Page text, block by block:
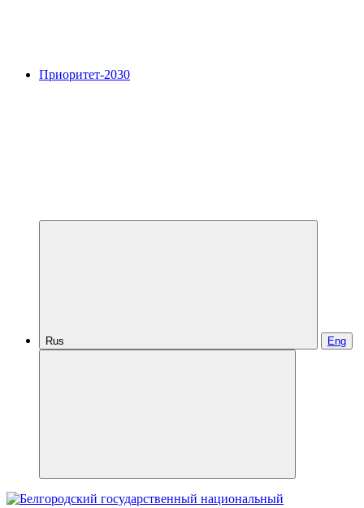
Приоритет-2030
Rus Eng